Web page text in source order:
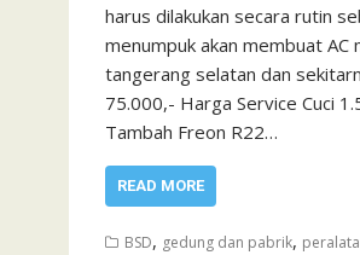
harus dilakukan secara rutin
menumpuk akan membuat
tangerang selatan dan
75.000,- Harga Service Cuci
Tambah Freon R22…
READ MORE
BSD, gedung dan pabrik,